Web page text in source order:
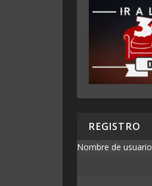
REGISTRO
Nombre de usuario